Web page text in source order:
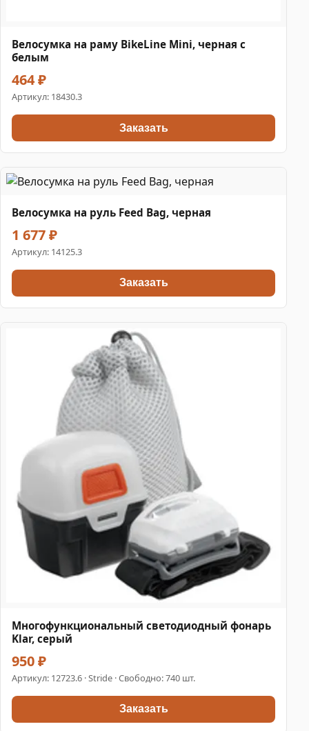
Велосумка на раму BikeLine Mini, черная с
белым
464 ₽
Артикул: 18430.3
Заказать
Велосумка на руль Feed Bag, черная
1 677 ₽
Артикул: 14125.3
Заказать
Многофункциональный светодиодный фонарь
Klar, серый
950 ₽
Артикул: 12723.6 · Stride · Свободно: 740 шт.
Заказать